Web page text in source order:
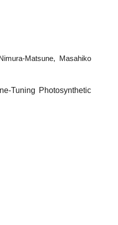
Matsune, Masahiko
Tuning Photosynthetic